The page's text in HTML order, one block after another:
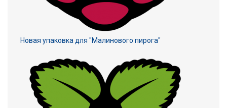
Новая упаковка для "Малинового пирога"